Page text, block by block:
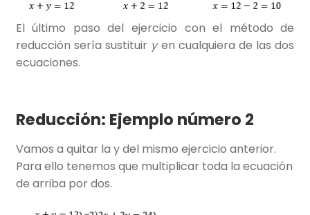
El último paso del ejercicio con el método de
reducción sería sustituir yen cualquiera de las dos
ecuaciones.
Reducción: Ejemplo número 2
Vamos a quitar la y del mismo ejercicio anterior.
Para ello tenemos que multiplicar toda la ecuación
de arriba por dos.